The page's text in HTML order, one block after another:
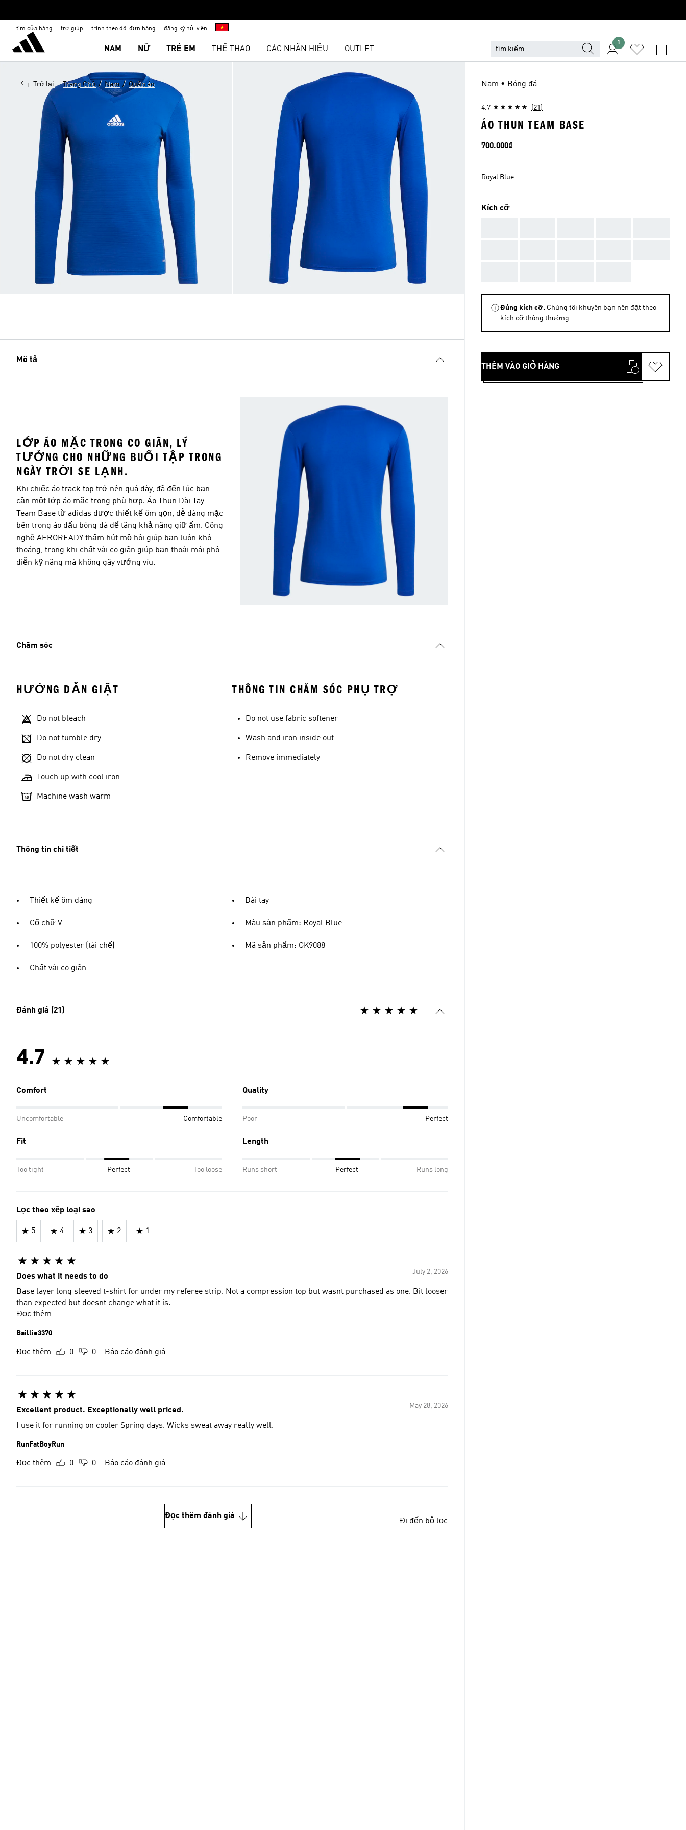
tìm cửa hàng trợ giúp trình theo dõi đơn hàng đăng ký hội viên
NAM NỮ TRẺ EM THỂ THAO CÁC NHÃN HIỆU OUTLET
1
Trở lại Trang Chủ / Nam / Quần áo
Mô tả
LỚP ÁO MẶC TRONG CO GIÃN, LÝ
TƯỞNG CHO NHỮNG BUỔI TẬP TRONG
NGÀY TRỜI SE LẠNH.
Khi chiếc áo track top trở nên quá dày, đã đến lúc bạn
cần một lớp áo mặc trong phù hợp. Áo Thun Dài Tay
Team Base từ adidas được thiết kế ôm gọn, dễ dàng mặc
bên trong áo đấu bóng đá để tăng khả năng giữ ấm. Công
nghệ AEROREADY thấm hút mồ hôi giúp bạn luôn khô
thoáng, trong khi chất vải co giãn giúp bạn thoải mái phô
diễn kỹ năng mà không gây vướng víu.
Chăm sóc
HƯỚNG DẪN GIẶT
Do not bleach
Do not tumble dry
Do not dry clean
Touch up with cool iron
Machine wash warm
THÔNG TIN CHĂM SÓC PHỤ TRỢ
Do not use fabric softener
Wash and iron inside out
Remove immediately
Thông tin chi tiết
Thiết kế ôm dáng
Cổ chữ V
100% polyester (tái chế)
Chất vải co giãn
Dài tay
Màu sản phẩm: Royal Blue
Mã sản phẩm: GK9088
Đánh giá (21)
4.7
Comfort
Uncomfortable Comfortable
Quality
Poor Perfect
Fit
Too tight Perfect Too loose
Length
Runs short Perfect Runs long
Lọc theo xếp loại sao
5 4 3 2 1
July 2, 2026
Does what it needs to do
Base layer long sleeved t-shirt for under my referee strip. Not a compression top but wasnt purchased as one. Bit looser
than expected but doesnt change what it is.
Đọc thêm
Baillie3370
Đọc thêm 0 0 Báo cáo đánh giá
May 28, 2026
Excellent product. Exceptionally well priced.
I use it for running on cooler Spring days. Wicks sweat away really well.
RunFatBoyRun
Đọc thêm 0 0 Báo cáo đánh giá
Đọc thêm đánh giá
Đi đến bộ lọc
Nam • Bóng đá
4.7 (21)
ÁO THUN TEAM BASE
Giá
700.000₫
Royal Blue
Kích cỡ
Đúng kích cỡ. Chúng tôi khuyên bạn nên đặt theo
kích cỡ thông thường.
THÊM VÀO GIỎ HÀNG